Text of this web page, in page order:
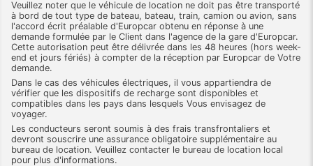
Veuillez noter que le véhicule de location ne doit pas être transporté
à bord de tout type de bateau, bateau, train, camion ou avion, sans
l'accord écrit préalable d'Europcar obtenu en réponse à une
demande formulée par le Client dans l'agence de la gare d'Europcar.
Cette autorisation peut être délivrée dans les 48 heures (hors week-
end et jours fériés) à compter de la réception par Europcar de Votre
demande.
Dans le cas des véhicules électriques, il vous appartiendra de
vérifier que les dispositifs de recharge sont disponibles et
compatibles dans les pays dans lesquels Vous envisagez de
voyager.
Les conducteurs seront soumis à des frais transfrontaliers et
devront souscrire une assurance obligatoire supplémentaire au
bureau de location. Veuillez contacter le bureau de location local
pour plus d'informations.